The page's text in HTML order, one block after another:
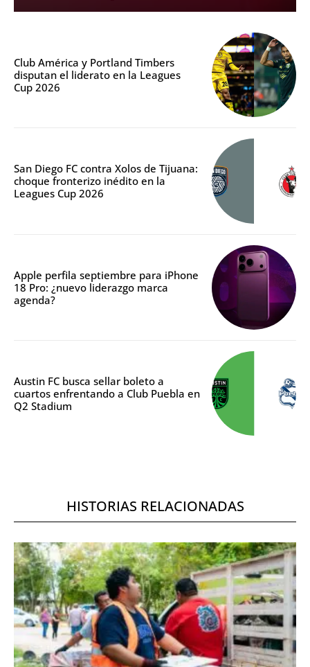
Club América y Portland Timbers
disputan el liderato en la Leagues
Cup 2026
San Diego FC contra Xolos de Tijuana:
choque fronterizo inédito en la
Leagues Cup 2026
Apple perfila septiembre para iPhone
18 Pro: ¿nuevo liderazgo marca
agenda?
Austin FC busca sellar boleto a
cuartos enfrentando a Club Puebla en
Q2 Stadium
HISTORIAS RELACIONADAS